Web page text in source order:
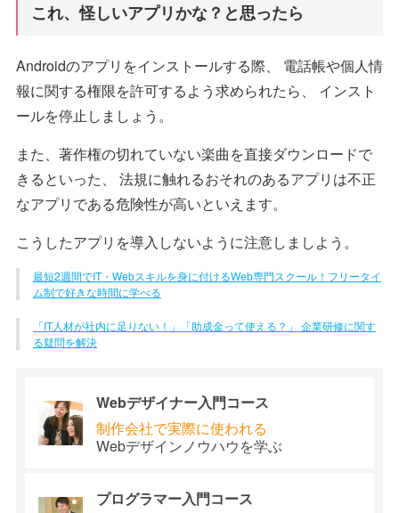
これ、怪しいアプリかな？と思ったら
Androidのアプリをインストールする際、 電話帳や個人情
報に関する権限を許可するよう求められたら、 インスト
ールを停止しましょう。
また、著作権の切れていない楽曲を直接ダウンロードで
きるといった、 法規に触れるおそれのあるアプリは不正
なアプリである危険性が高いといえます。
こうしたアプリを導入しないように注意しましよう。
最短2週間でIT・Webスキルを身に付けるWeb専門スクール！フリータイ
ム制で好きな時間に学べる
「IT人材が社内に足りない！」「助成金って使える？」 企業研修に関す
る疑問を解決
Webデザイナー入門コース
制作会社で実際に使われる
Webデザインノウハウを学ぶ
プログラマー入門コース